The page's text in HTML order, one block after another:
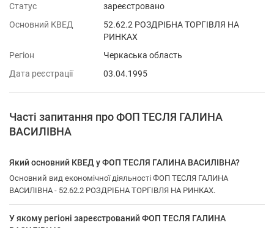
Статус
зареєстровано
Основний КВЕД
52.62.2 РОЗДРІБНА ТОРГІВЛЯ НА
РИНКАХ
Регіон
Черкаська область
Дата реєстрації
03.04.1995
Часті запитання про ФОП ТЕСЛЯ ГАЛИНА
ВАСИЛІВНА
Який основний КВЕД у ФОП ТЕСЛЯ ГАЛИНА ВАСИЛІВНА?
Основний вид економічної діяльності ФОП ТЕСЛЯ ГАЛИНА
ВАСИЛІВНА - 52.62.2 РОЗДРІБНА ТОРГІВЛЯ НА РИНКАХ.
У якому регіоні зареєстрований ФОП ТЕСЛЯ ГАЛИНА